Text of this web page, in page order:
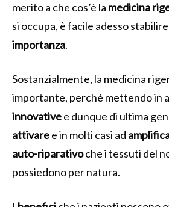
merito a che cos’è la medicina
si occupa, è facile adesso stabilire
importanza.
Sostanzialmente, la medicina
importante, perché mettendo in
innovativee dunque di ultima
attivaree in molti casi ad
auto-riparativoche i tessuti del
possiedono per natura.